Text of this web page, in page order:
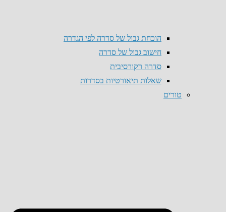
הוכחת גבול של סדרה לפי הגדרה
חישוב גבול של סדרה
סדרה רקורסיבית
שאלות תיאורטיות בסדרות
טורים